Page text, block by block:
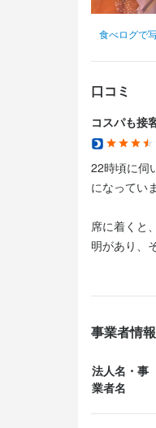
食べログで
口コミ
コスパも接
22時頃に伺
になってい
席に着くと
明があり、
す。特にし
思ってしま
そして何よ
事業者情報
法人名・事
業者名
勤務地
大阪府大
06-4400-9920
法人名・事
株式会社MS